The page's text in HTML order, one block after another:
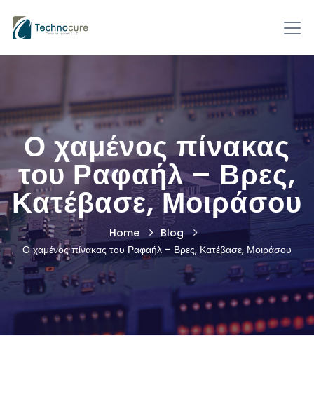
Ο χαμένος πίνακας
του Ραφαήλ – Βρες,
Κατέβασε, Μοιράσου
Home
Blog
Ο χαμένος πίνακας του Ραφαήλ – Βρες, Κατέβασε, Μοιράσου